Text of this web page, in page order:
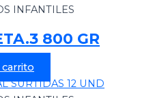
INFANTILES
800 GR
carrito